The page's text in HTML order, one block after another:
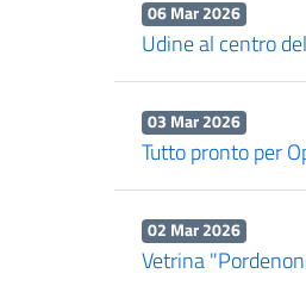
06 Mar 2026
Udine al centro
03 Mar 2026
Tutto pronto per
02 Mar 2026
Vetrina